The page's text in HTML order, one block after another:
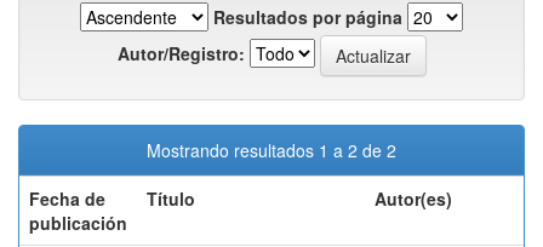
Resultados por página
Autor/Registro:
Mostrando resultados 1 a 2 de 2
Fecha de
publicación
Título Autor(es)